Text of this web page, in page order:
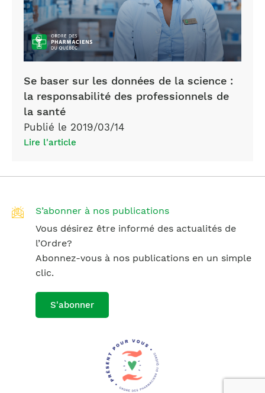
Se baser sur les données de la science :
la responsabilité des professionnels de
la santé
Publié le 2019/03/14
Lire l'article
S’abonner à nos publications
Vous désirez être informé des actualités de
l’Ordre?
Abonnez-vous à nos publications en un simple
clic.
S'abonner